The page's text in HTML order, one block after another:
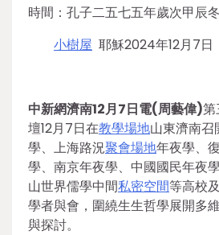
時間：孔子二五七五年歲次甲辰
小樹屋 耶穌2024年12月7日
中新網濟南12月7日電(周藝偉)第
壇12月7日在教學場地山東濟南召
學、上海路況聚會場地年夜學、
學、南京年夜學、中國國民年夜
山世界儒學中間私密空間等高校
學者與會，圍繞生生哲學展開多
與探討。